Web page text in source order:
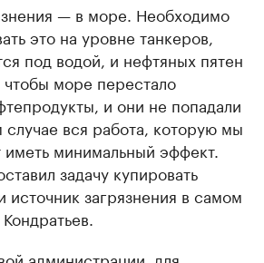
— в море. Необходимо
это на уровне танкеров,
под водой, и нефтяных пятен
море перестало
и они не попадали
вся работа, которую мы
минимальный эффект.
задачу купировать
источник загрязнения в самом